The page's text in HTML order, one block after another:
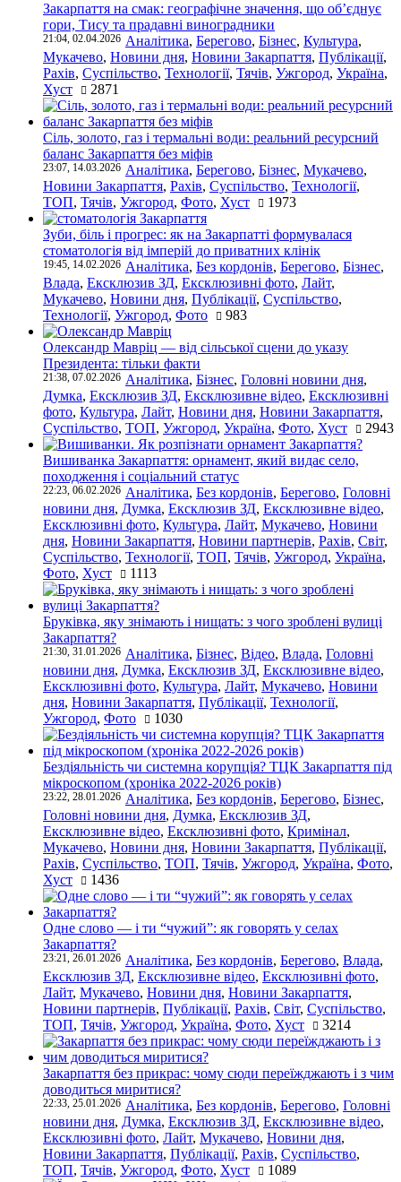
Закарпаття на смак: географічне значення, що об’єднує
гори, Тису та прадавні виноградники
21:04, 02.04.2026 Аналітика, Берегово, Бізнес, Культура,
Мукачево, Новини дня, Новини Закарпаття, Публікації,
Рахів, Суспільство, Технології, Тячів, Ужгород, Україна,
Хуст
2871
Сіль, золото, газ і термальні води: реальний ресурсний
баланс Закарпаття без міфів
23:07, 14.03.2026 Аналітика, Берегово, Бізнес, Мукачево,
Новини Закарпаття, Рахів, Суспільство, Технології,
ТОП, Тячів, Ужгород, Фото, Хуст 1973
Зуби, біль і прогрес: як на Закарпатті формувалася
стоматологія від імперій до приватних клінік
19:45, 14.02.2026 Аналітика, Без кордонів, Берегово, Бізнес,
Влада, Ексклюзив ЗД, Ексклюзивні фото, Лайт,
Мукачево, Новини дня, Публікації, Суспільство,
Технології, Ужгород, Фото 983
Олександр Мавріц — від сільської сцени до указу
Президента: тільки факти
21:38, 07.02.2026 Аналітика, Бізнес, Головні новини дня,
Думка, Ексклюзив ЗД, Ексклюзивне відео, Ексклюзивні
фото, Культура, Лайт, Новини дня, Новини Закарпаття,
Суспільство, ТОП, Ужгород, Україна, Фото, Хуст 2943
Вишиванка Закарпаття: орнамент, який видає село,
походження і соціальний статус
22:23, 06.02.2026 Аналітика, Без кордонів, Берегово, Головні
новини дня, Думка, Ексклюзив ЗД, Ексклюзивне відео,
Ексклюзивні фото, Культура, Лайт, Мукачево, Новини
дня, Новини Закарпаття, Новини партнерів, Рахів, Світ,
Суспільство, Технології, ТОП, Тячів, Ужгород, Україна,
Фото, Хуст 1113
Бруківка, яку знімають і нищать: з чого зроблені вулиці
Закарпаття?
21:30, 31.01.2026 Аналітика, Бізнес, Відео, Влада, Головні
новини дня, Думка, Ексклюзив ЗД, Ексклюзивне відео,
Ексклюзивні фото, Культура, Лайт, Мукачево, Новини
дня, Новини Закарпаття, Публікації, Технології,
Ужгород, Фото 1030
Бездіяльність чи системна корупція? ТЦК Закарпаття під
мікроскопом (хроніка 2022-2026 років)
23:22, 28.01.2026 Аналітика, Без кордонів, Берегово, Бізнес,
Головні новини дня, Думка, Ексклюзив ЗД,
Ексклюзивне відео, Ексклюзивні фото, Кримінал,
Мукачево, Новини дня, Новини Закарпаття, Публікації,
Рахів, Суспільство, ТОП, Тячів, Ужгород, Україна, Фото,
Хуст
1436
Одне слово — і ти “чужий”: як говорять у селах
Закарпаття?
23:21, 26.01.2026 Аналітика, Без кордонів, Берегово, Влада,
Ексклюзив ЗД, Ексклюзивне відео, Ексклюзивні фото,
Лайт, Мукачево, Новини дня, Новини Закарпаття,
Новини партнерів, Публікації, Рахів, Світ, Суспільство,
ТОП, Тячів, Ужгород, Україна, Фото, Хуст 3214
Закарпаття без прикрас: чому сюди переїжджають і з чим
доводиться миритися?
22:33, 25.01.2026 Аналітика, Без кордонів, Берегово, Головні
новини дня, Думка, Ексклюзив ЗД, Ексклюзивне відео,
Ексклюзивні фото, Лайт, Мукачево, Новини дня,
Новини Закарпаття, Публікації, Рахів, Суспільство,
ТОП, Тячів, Ужгород, Фото, Хуст 1089